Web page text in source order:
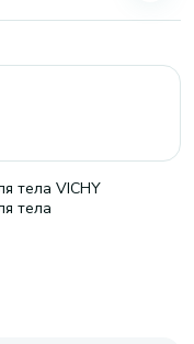
тела VICHY
тела